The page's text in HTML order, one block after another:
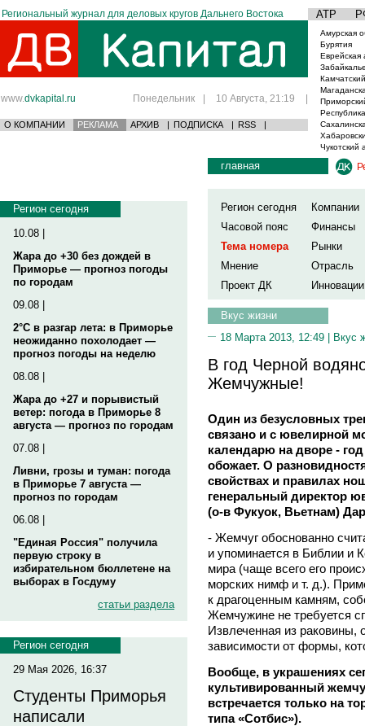
Региональный журнал для деловых кругов Дальнего Востока АТР
www.dvkapital.ru Понедельник | 10 Августа, 21:19 |
О КОМПАНИИ РЕКЛАМА АРХИВ | ПОДПИСКА | RSS |
Амурская
Бурятия
Еврейская
Чукотский
Регион сегодня
10.08 |
Жара до +30 без дождей в
Приморье — прогноз погоды
по городам
09.08 |
2°C в разгар лета: в Приморье
неожиданно похолодает —
прогноз погоды на неделю
08.08 |
Жара до +27 и порывистый
ветер: погода в Приморье 8
августа — прогноз по городам
07.08 |
Ливни, грозы и туман: погода
в Приморье 7 августа —
прогноз по городам
06.08 |
"Единая Россия" получила
первую строку в
избирательном бюллетене на
выборах в Госдуму
статьи раздела
Регион сегодня
29 Мая 2026, 16:37
Студенты Приморья
написали
главная
Регион сегодня
Компании
Часовой пояс
Финансы
Тема номера
Рынки
Мнение
Отрасль
Проект ДК
Инновации
Вкус жизни
18 Марта 2013, 12:49 | Вкус
В год Черной
Жемчужные!
Один из безусловных
связано и с ювелирной
календарю на дворе -
обожает. О
свойствах и правилах
генеральный директор
(о-в Фукуок, Вьетнам)
- Жемчуг обоснованно
и упоминается в Библии и
мира (чаще всего его
морских нимф и т. д.).
к драгоценным камням,
Жемчужине не требуется
Извлеченная из раковины,
зависимости от формы,
Вообще, в украшениях
культивированный
встречается только на
типа «Сотбис»).